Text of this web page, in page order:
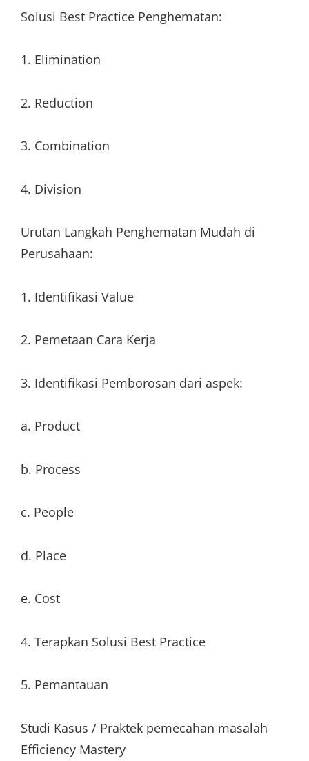
Solusi Best Practice Penghematan:
1. Elimination
2. Reduction
3. Combination
4. Division
Urutan Langkah Penghematan Mudah di
Perusahaan:
1. Identifikasi Value
2. Pemetaan Cara Kerja
3. Identifikasi Pemborosan dari aspek:
a. Product
b. Process
c. People
d. Place
e. Cost
4. Terapkan Solusi Best Practice
5. Pemantauan
Studi Kasus / Praktek pemecahan masalah
Efficiency Mastery